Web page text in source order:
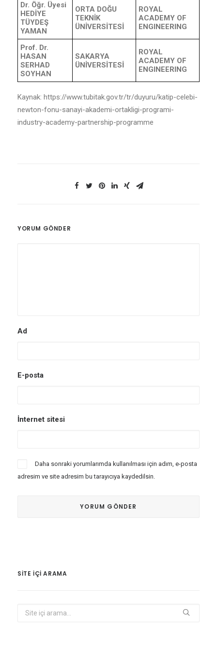
Dr. Öğr. Üyesi
HEDİYE
TÜYDEŞ
YAMAN
ORTA DOĞU
TEKNİK
ÜNİVERSİTESİ
ROYAL
ACADEMY OF
ENGINEERING
Prof. Dr.
HASAN
SERHAD
SOYHAN
SAKARYA
ÜNİVERSİTESİ
ROYAL
ACADEMY OF
ENGINEERING
Kaynak: https://www.tubitak.gov.tr/tr/duyuru/katip-celebi-
newton-fonu-sanayi-akademi-ortakligi-programi-
industry-academy-partnership-programme
YORUM GÖNDER
Ad
E-posta
İnternet sitesi
Daha sonraki yorumlarımda kullanılması için adım, e-posta
adresim ve site adresim bu tarayıcıya kaydedilsin.
SITE IÇI ARAMA